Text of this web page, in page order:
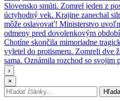
Slovensko smúti. Zomrel jeden z
úctyhodný vek. Krajine zanechal
môže oslavovať! Ministerstvo
odmeny pred dovolenkovým
Chotíne skončila mimoriadne
vyletel do protismeru. Zomreli dve
sama. Oznámila rozchod so
›
×
Hľadať: